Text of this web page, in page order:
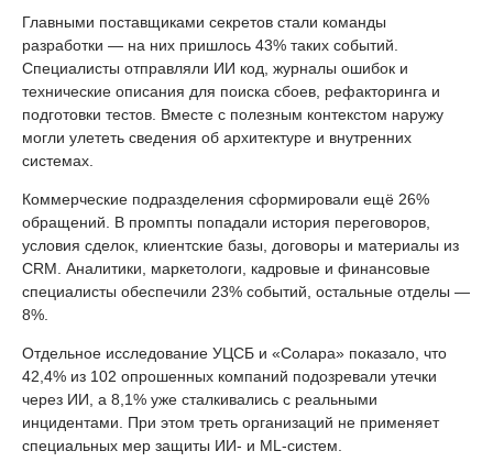
Главными поставщиками секретов стали команды
разработки — на них пришлось 43% таких событий.
Специалисты отправляли ИИ код, журналы ошибок и
технические описания для поиска сбоев, рефакторинга и
подготовки тестов. Вместе с полезным контекстом наружу
могли улететь сведения об архитектуре и внутренних
системах.
Коммерческие подразделения сформировали ещё 26%
обращений. В промпты попадали история переговоров,
условия сделок, клиентские базы, договоры и материалы из
CRM. Аналитики, маркетологи, кадровые и финансовые
специалисты обеспечили 23% событий, остальные отделы —
8%.
Отдельное исследование УЦСБ и «Солара» показало, что
42,4% из 102 опрошенных компаний подозревали утечки
через ИИ, а 8,1% уже сталкивались с реальными
инцидентами. При этом треть организаций не применяет
специальных мер защиты ИИ- и ML-систем.